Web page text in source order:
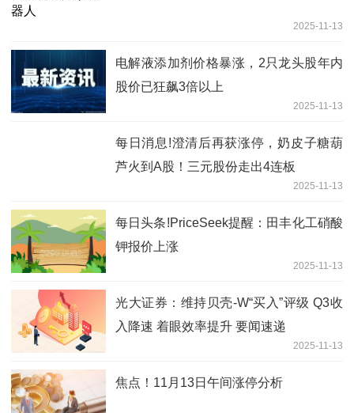
2025-11-13
电解液添加剂价格暴涨，2只龙头股年内
股价已狂飙3倍以上
2025-11-13
每日消息!澄清后再获涨停，奶皮子糖葫
芦火到A股！三元股份走出4连板
2025-11-13
每日头条!PriceSeek提醒：田丰化工硝酸
钾报价上涨
2025-11-13
光大证券：维持贝壳-W“买入”评级 Q3收
入降速 着眼效率提升 要闻速递
2025-11-13
焦点！11月13日午间涨停分析